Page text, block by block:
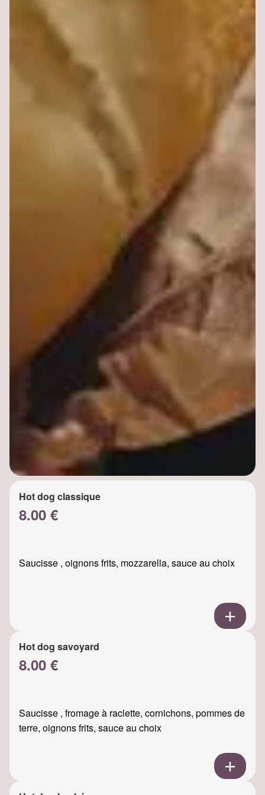
Hot dog classique
8.00 €
Saucisse , oignons frits, mozzarella, sauce au choix
Hot dog savoyard
8.00 €
Saucisse , fromage à raclette, cornichons, pommes de
terre, oignons frits, sauce au choix